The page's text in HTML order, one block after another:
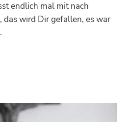
endlich mal mit nach
wird Dir gefallen, es war